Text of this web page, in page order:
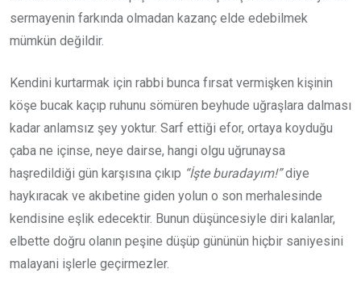
sermayenin farkında olmadan kazanç elde edebilmek
mümkün değildir.
Kendini kurtarmak için rabbi bunca fırsat vermişken kişinin
köşe bucak kaçıp ruhunu sömüren beyhude uğraşlara dalması
kadar anlamsız şey yoktur. Sarf ettiği efor, ortaya koyduğu
çaba ne içinse, neye dairse, hangi olgu uğrunaysa
haşredildiği gün karşısına çıkıp “İşte buradayım!”diye
haykıracak ve akıbetine giden yolun o son merhalesinde
kendisine eşlik edecektir. Bunun düşüncesiyle diri kalanlar,
elbette doğru olanın peşine düşüp gününün hiçbir saniyesini
malayani işlerle geçirmezler.